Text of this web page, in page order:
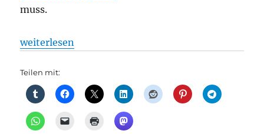
muss.
„Straßenbahn + Museum: Schlechte Nachrichten
weiterlesen
Teilen mit: